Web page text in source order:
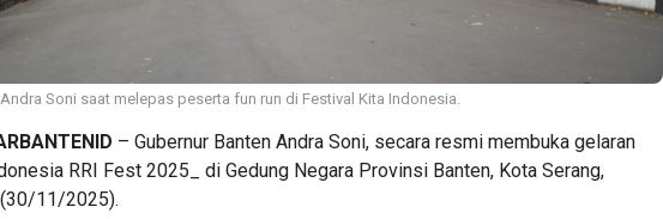
Soni saat melepas peserta fun run di Festival Kita Indonesia.
– ​Gubernur Banten Andra Soni, secara resmi membuka gelaran
RRI Fest 2025_ di Gedung Negara Provinsi Banten, Kota Serang,
11/2025).